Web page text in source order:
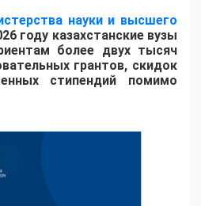
науки и высшего
году казахстанские вузы
более двух тысяч
грантов, скидок
стипендий помимо